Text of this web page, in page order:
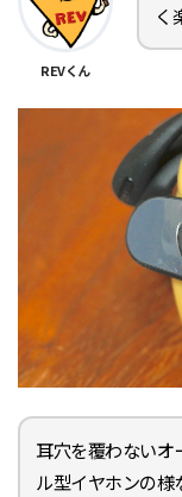
REVくん
く
耳穴を覆わないオ
ル型イヤホンの